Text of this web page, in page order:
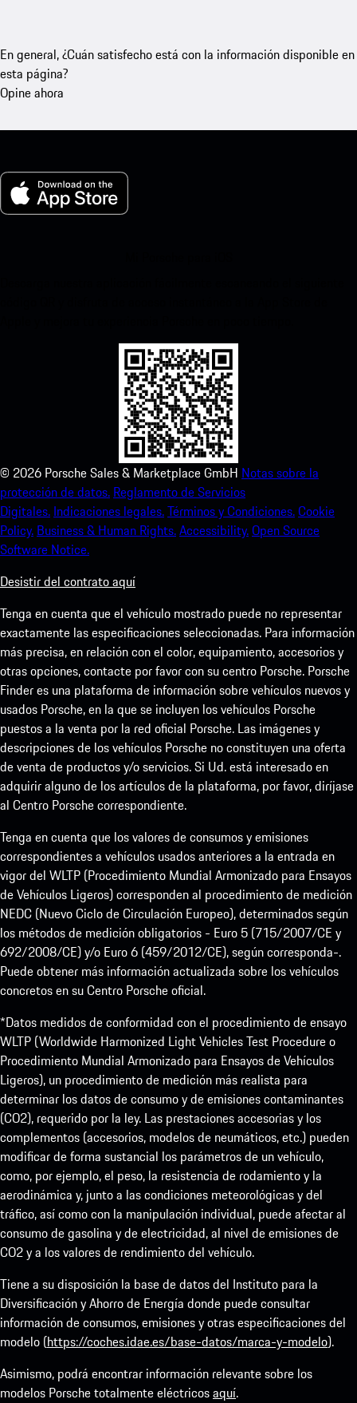
En general, ¿Cuán satisfecho está con la información disponible en
esta página?
Opine ahora
© 2026 Porsche Sales & Marketplace GmbH Notas sobre la
protección de datos. Reglamento de Servicios
Digitales. Indicaciones legales.Términos y Condiciones.Cookie
Policy. Business & Human Rights.Accessibility.Open Source
Software Notice.
Desistir del contrato aquí
Tenga en cuenta que el vehículo mostrado puede no representar
exactamente las especificaciones seleccionadas. Para información
más precisa, en relación con el color, equipamiento, accesorios y
otras opciones, contacte por favor con su centro Porsche. Porsche
Finder es una plataforma de información sobre vehículos nuevos y
usados Porsche, en la que se incluyen los vehículos Porsche
puestos a la venta por la red oficial Porsche. Las imágenes y
descripciones de los vehículos Porsche no constituyen una oferta
de venta de productos y/o servicios. Si Ud. está interesado en
adquirir alguno de los artículos de la plataforma, por favor, diríjase
al Centro Porsche correspondiente.
Tenga en cuenta que los valores de consumos y emisiones
correspondientes a vehículos usados anteriores a la entrada en
vigor del WLTP (Procedimiento Mundial Armonizado para Ensayos
de Vehículos Ligeros) corresponden al procedimiento de medición
NEDC (Nuevo Ciclo de Circulación Europeo), determinados según
los métodos de medición obligatorios - Euro 5 (715/2007/CE y
692/2008/CE) y/o Euro 6 (459/2012/CE), según corresponda-.
Puede obtener más información actualizada sobre los vehículos
concretos en su Centro Porsche oficial.
*Datos medidos de conformidad con el procedimiento de ensayo
WLTP (Worldwide Harmonized Light Vehicles Test Procedure o
Procedimiento Mundial Armonizado para Ensayos de Vehículos
Ligeros), un procedimiento de medición más realista para
determinar los datos de consumo y de emisiones contaminantes
(CO2), requerido por la ley. Las prestaciones accesorias y los
complementos (accesorios, modelos de neumáticos, etc.) pueden
modificar de forma sustancial los parámetros de un vehículo,
como, por ejemplo, el peso, la resistencia de rodamiento y la
aerodinámica y, junto a las condiciones meteorológicas y del
tráfico, así como con la manipulación individual, puede afectar al
consumo de gasolina y de electricidad, al nivel de emisiones de
CO2 y a los valores de rendimiento del vehículo.
Tiene a su disposición la base de datos del Instituto para la
Diversificación y Ahorro de Energía donde puede consultar
información de consumos, emisiones y otras especificaciones del
modelo (https://coches.idae.es/base-datos/marca-y-modelo).
Asimismo, podrá encontrar información relevante sobre los
modelos Porsche totalmente eléctricosaquí.